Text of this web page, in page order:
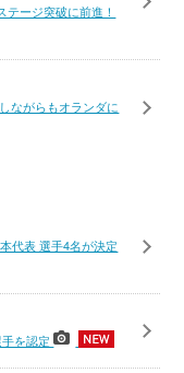
ージ突破に前進！
ながらもオランダに
代表 選手4名が決定
手を認定